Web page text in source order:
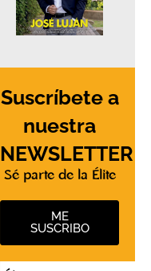
Suscríbete a
nuestra
NEWSLETTER
Sé parte de la Élite
ME
SUSCRIBO